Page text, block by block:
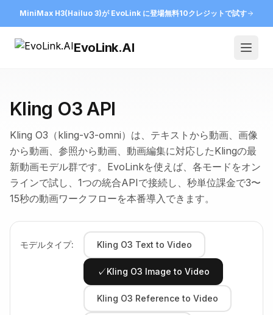
MiniMax H3(Hailuo 3)が EvoLink に登場無料10クレジットで試す
EvoLink.AI
Kling O3 API
Kling O3（kling-v3-omni）は、テキストから動画、画像
から動画、参照から動画、動画編集に対応したKlingの最
新動画モデル群です。EvoLinkを使えば、各モードをオン
ラインで試し、1つの統合APIで接続し、秒単位課金で3〜
15秒の動画ワークフローを本番導入できます。
モデルタイプ: Kling O3 Text to Video
✓Kling O3 Image to Video
Kling O3 Reference to Video